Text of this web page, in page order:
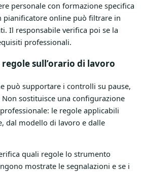
personale con formazione specifica
pianificatore online può filtrare in
Il responsabile verifica poi se la
professionali.
sull’orario di lavoro
può supportare i controlli su pause,
sostituisce una configurazione
le regole applicabili
dal modello di lavoro e dalle
quali regole lo strumento
mostrate le segnalazioni e se i